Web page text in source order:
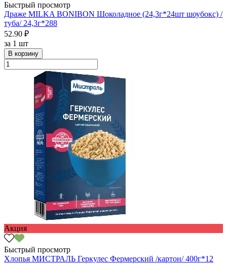
Быстрый просмотр
Драже MILKA BONIBON Шоколадное (24,3г*24шт шоубокс) /
туба/ 24,3г*288
52.90 ₽
за 1 шт
В корзину
Акция
Быстрый просмотр
Хлопья МИСТРАЛЬ Геркулес Фермерский /картон/ 400г*12